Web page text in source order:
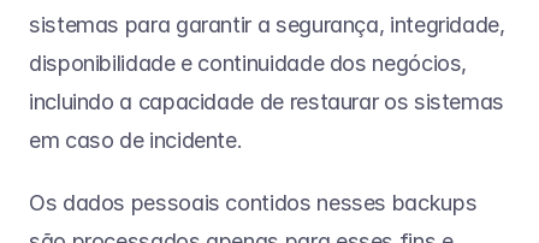
sistemas para garantir a segurança, integridade,
disponibilidade e continuidade dos negócios,
incluindo a capacidade de restaurar os sistemas
em caso de incidente.
Os dados pessoais contidos nesses backups